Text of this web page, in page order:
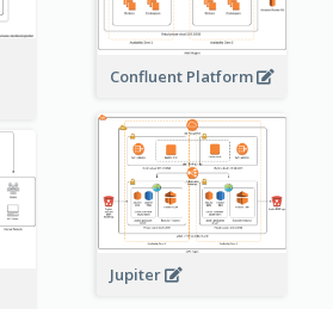
Confluent Platform
Jupiter